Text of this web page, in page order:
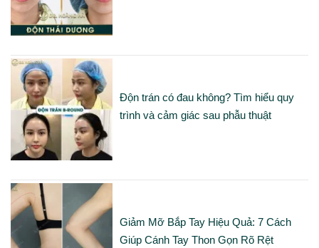
Độn trán có đau không? Tìm hiểu quy
trình và cảm giác sau phẫu thuật
Giảm Mỡ Bắp Tay Hiệu Quả: 7 Cách
Giúp Cánh Tay Thon Gọn Rõ Rệt